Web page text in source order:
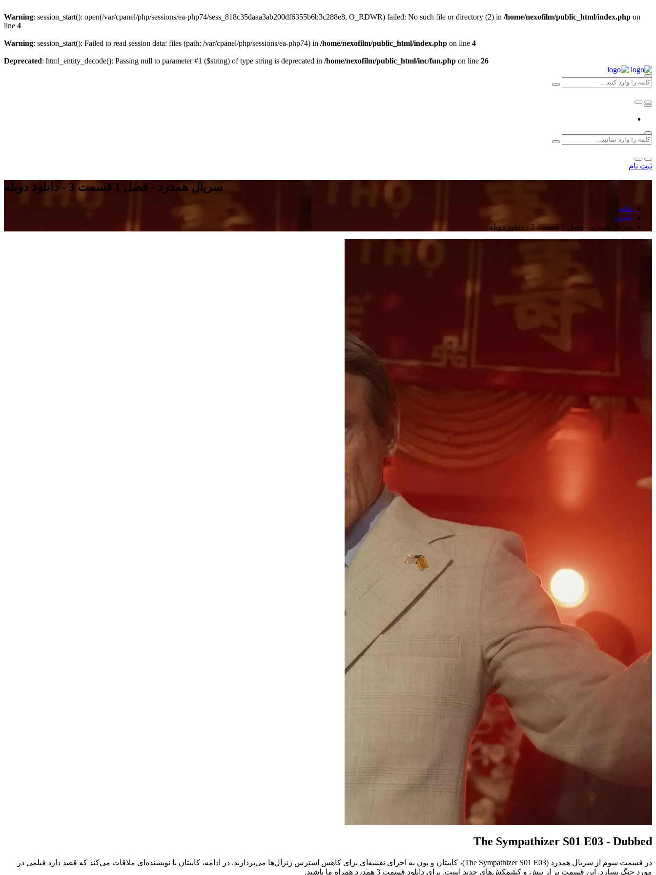
Warning: session_start(): open(/var/cpanel/php/sessions/ea-php74/sess_818c35daaa3ab200df6355b6b3c288e8, O_RDWR) failed: No such file or directory (2) in /home/nexofilm/public_html/index.php on
line 4
Warning: session_start(): Failed to read session data: files (path: /var/cpanel/php/sessions/ea-php74) in /home/nexofilm/public_html/index.php on line 4
Deprecated: html_entity_decode(): Passing null to parameter #1 ($string) of type string is deprecated in /home/nexofilm/public_html/inc/fun.php on line 26
ثبت نام
سریال همدرد - فصل 1 قسمت 3 - دانلود دوبله
خانه
کمدی
سریال همدرد - فصل 1 قسمت 3 - دانلود دوبله
The Sympathizer S01 E03 - Dubbed
در قسمت سوم از سریال همدرد (The Sympathizer S01 E03)، کاپیتان و بون به اجرای نقشه‌ای برای کاهش استرس ژنرال‌ها می‌پردازند. در ادامه، کاپیتان با نویسنده‌ای ملاقات می‌کند که قصد دارد فیلمی در
مورد جنگ بسازد. این قسمت پر از تنش و کشمکش‌های جدید است. برای دانلود قسمت 3 همدرد همراه ما باشید.